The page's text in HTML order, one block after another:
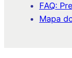
FAQ:
Mapa